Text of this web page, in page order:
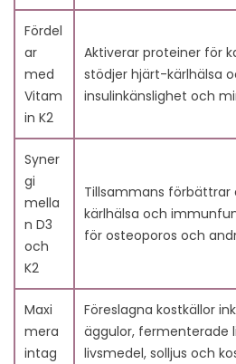
Fördel
ar
med
Vitam
in K2
Aktiverar proteiner för
stödjer hjärt-kärlhälsa
insulinkänslighet och
Syner
gi
mella
n D3
och
K2
Tillsammans förbättrar
kärlhälsa och
för osteoporos och
Maxi
mera
intag
Föreslagna kostkällor
äggulor, fermenterade
livsmedel, solljus och